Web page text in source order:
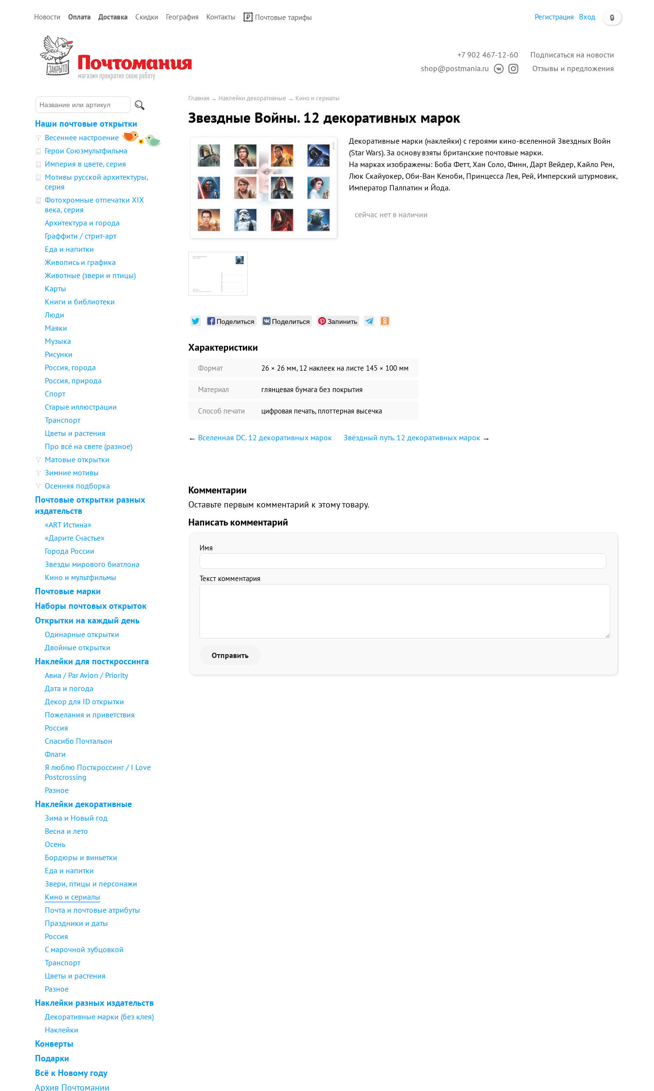
Новости Оплата Доставка Скидки География Контакты Почтовые тарифы 🔒
Регистрация Вход
Подписаться на новости
Отзывы и предложения
+7 902 467-12-60
shop@postmania.ru
Наши почтовые открытки
Весеннее настроение
Герои Союзмультфильма
Империя в цвете, серия
Мотивы русской архитектуры,
серия
Фотохромные отпечатки XIX
века, серия
Архитектура и города
Граффити / стрит-арт
Еда и напитки
Живопись и графика
Животные (звери и птицы)
Карты
Книги и библиотеки
Люди
Маяки
Музыка
Рисунки
Россия, города
Россия, природа
Спорт
Старые иллюстрации
Транспорт
Цветы и растения
Про всё на свете (разное)
Матовые открытки
Зимние мотивы
Осенняя подборка
Почтовые открытки разных
издательств
«ART Истина»
«Дарите Счастье»
Города России
Звезды мирового биатлона
Кино и мультфильмы
Почтовые марки
Наборы почтовых открыток
Открытки на каждый день
Одинарные открытки
Двойные открытки
Наклейки для посткроссинга
Авиа / Par Avion / Priority
Дата и погода
Декор для ID открытки
Пожелания и приветствия
Россия
Спасибо Почтальон
Флаги
Я люблю Посткроссинг / I Love
Postcrossing
Разное
Наклейки декоративные
Зима и Новый год
Весна и лето
Осень
Бордюры и виньетки
Еда и напитки
Звери, птицы и персонажи
Кино и сериалы
Почта и почтовые атрибуты
Праздники и даты
Россия
С марочной зубцовкой
Транспорт
Цветы и растения
Разное
Наклейки разных издательств
Декоративные марки (без клея)
Наклейки
Конверты
Подарки
Всё к Новому году
Архив Почтомании
Главная → Наклейки декоративные → Кино и сериалы
Звездные Войны. 12 декоративных марок
Декоративные марки (наклейки) с героями кино-вселенной Звездных Войн
(Star Wars). За основу взяты британские почтовые марки.
На марках изображены: Боба Фетт, Хан Соло, Финн, Дарт Вейдер, Кайло Рен,
Люк Скайуокер, Оби-Ван Кеноби, Принцесса Лея, Рей, Имперский штурмовик,
Император Палпатин и Йода.
сейчас нет в наличии
Поделиться Поделиться Запинить
Характеристики
Формат 26 × 26 мм, 12 наклеек на листе 145 × 100 мм
Материал глянцевая бумага без покрытия
Способ печати цифровая печать, плоттерная высечка
← Вселенная DC. 12 декоративных марок Звёздный путь. 12 декоративных марок →
Комментарии
Оставьте первым комментарий к этому товару.
Написать комментарий
Имя
Текст комментария